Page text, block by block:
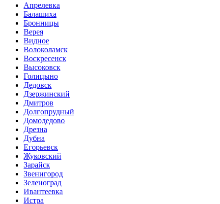
Апрелевка
Балашиха
Бронницы
Верея
Видное
Волоколамск
Воскресенск
Высоковск
Голицыно
Дедовск
Дзержинский
Дмитров
Долгопрудный
Домодедово
Дрезна
Дубна
Егорьевск
Жуковский
Зарайск
Звенигород
Зеленоград
Ивантеевка
Истра